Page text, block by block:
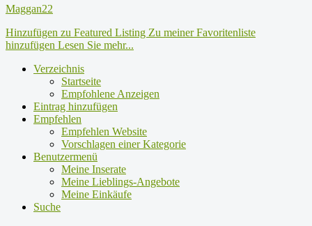
Maggan22
Hinzufügen zu Featured Listing Zu meiner Favoritenliste
hinzufügen Lesen Sie mehr...
Verzeichnis
Startseite
Empfohlene Anzeigen
Eintrag hinzufügen
Empfehlen
Empfehlen Website
Vorschlagen einer Kategorie
Benutzermenü
Meine Inserate
Meine Lieblings-Angebote
Meine Einkäufe
Suche